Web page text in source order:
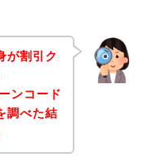
が割引ク
ンコード
調べた結